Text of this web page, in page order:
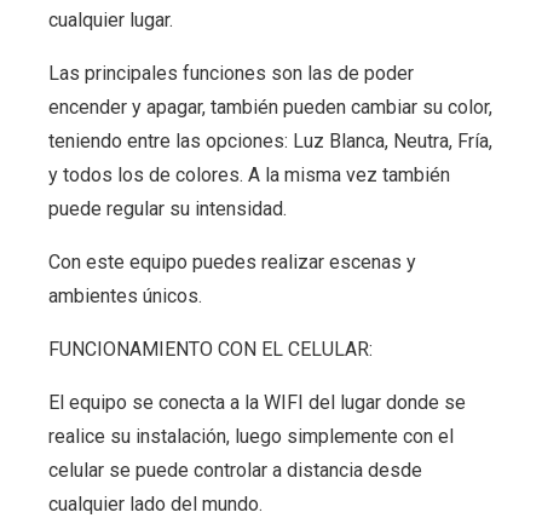
cualquier lugar.
Las principales funciones son las de poder
encender y apagar, también pueden cambiar su color,
teniendo entre las opciones: Luz Blanca, Neutra, Fría,
y todos los de colores. A la misma vez también
puede regular su intensidad.
Con este equipo puedes realizar escenas y
ambientes únicos.
FUNCIONAMIENTO CON EL CELULAR:
El equipo se conecta a la WIFI del lugar donde se
realice su instalación, luego simplemente con el
celular se puede controlar a distancia desde
cualquier lado del mundo.